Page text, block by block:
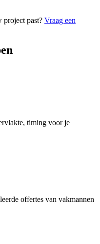
past? Vraag een
timing voor je
offertes van vakmannen